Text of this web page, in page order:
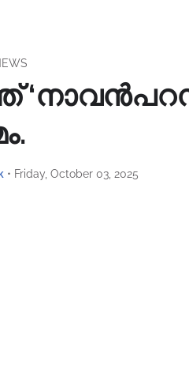
• Friday, October 03, 2025